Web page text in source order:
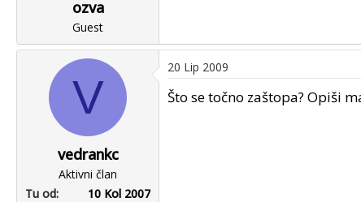
n
v
o
g
p
s
t
a
ozva
Guest
V
vedrankc
Aktivni član
Tu od
10 Kol 2007
20 Lip 2009
Što se točno zaštopa? Opiši